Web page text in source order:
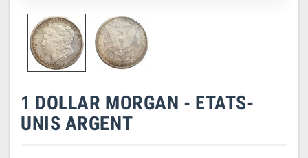
1 DOLLAR MORGAN - ETATS-
UNIS ARGENT